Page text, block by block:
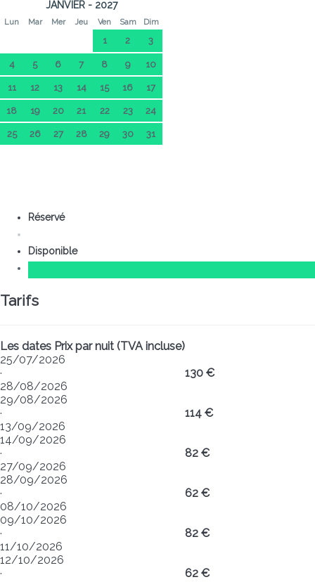
JANVIER - 2027
Lun Mar Mer Jeu Ven Sam Dim
1 2 3
4 5 6 7 8 9 10
11 12 13 14 15 16 17
18 19 20 21 22 23 24
25 26 27 28 29 30 31
Réservé
Disponible
Tarifs
Les dates Prix par nuit (TVA incluse)
25/07/2026
·
28/08/2026
130 €
29/08/2026
·
13/09/2026
114 €
14/09/2026
·
27/09/2026
82 €
28/09/2026
·
08/10/2026
62 €
09/10/2026
·
11/10/2026
82 €
12/10/2026
·
62 €